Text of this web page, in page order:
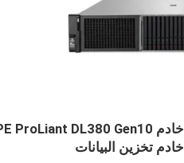
خادم تخزين البيانات